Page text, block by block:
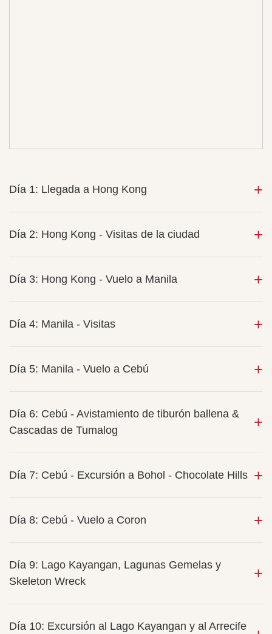
Día 1: Llegada a Hong Kong
Día 2: Hong Kong - Visitas de la ciudad
Día 3: Hong Kong - Vuelo a Manila
Día 4: Manila - Visitas
Día 5: Manila - Vuelo a Cebú
Día 6: Cebú - Avistamiento de tiburón ballena &
Cascadas de Tumalog
Día 7: Cebú - Excursión a Bohol - Chocolate Hills
Día 8: Cebú - Vuelo a Coron
Día 9: Lago Kayangan, Lagunas Gemelas y
Skeleton Wreck
Día 10: Excursión al Lago Kayangan y al Arrecife